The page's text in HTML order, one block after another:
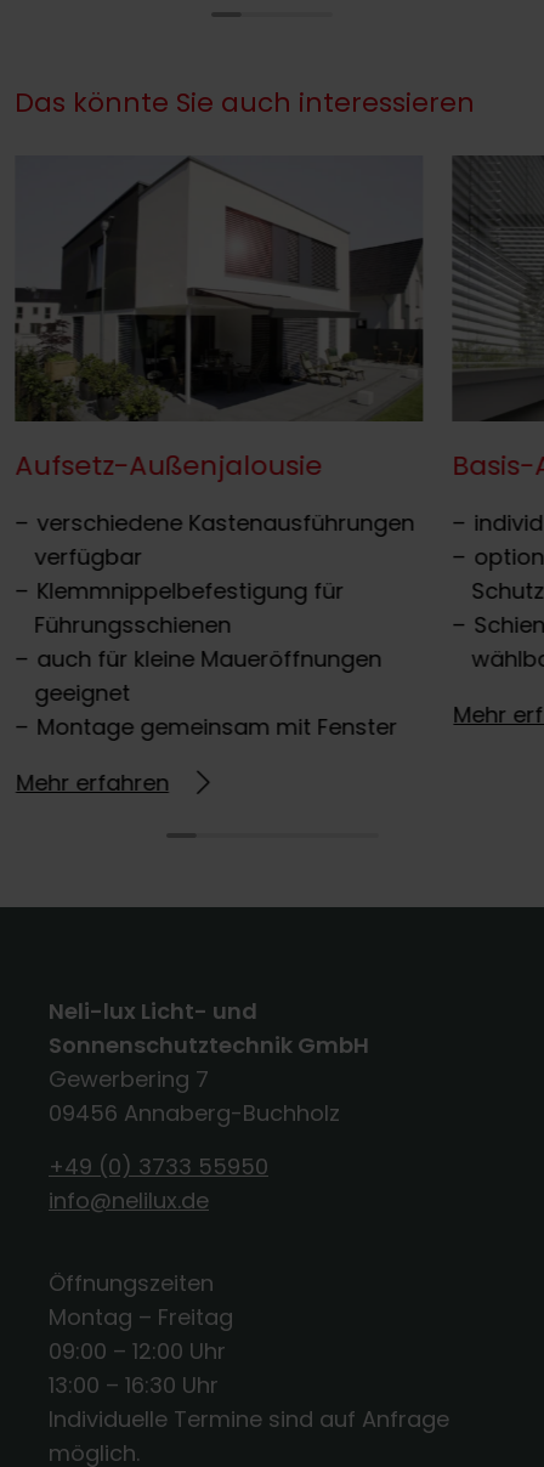
Das könnte Sie auch interessieren
Aufsetz-Außenjalousie
verschiedene Kastenausführungen
verfügbar
Klemmnippelbefestigung für
Führungsschienen
auch für kleine Maueröffnungen
geeignet
Montage gemeinsam mit Fenster
Mehr erfahren
Schutz
Mehr
Neli-lux Licht- und
Sonnenschutztechnik GmbH
Gewerbering 7
09456 Annaberg-Buchholz
+49 (0) 3733 55950
info@nelilux.de
Öffnungszeiten
Montag – Freitag
09:00 – 12:00 Uhr
13:00 – 16:30 Uhr
Individuelle Termine sind auf Anfrage
möglich.